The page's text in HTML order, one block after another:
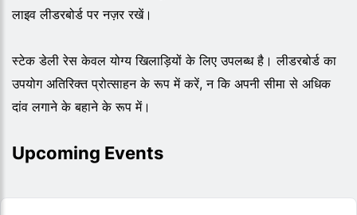
लाइव लीडरबोर्ड पर नज़र रखें।
स्टेक डेली रेस केवल योग्य खिलाड़ियों के लिए उपलब्ध है। लीडरबोर्ड का
उपयोग अतिरिक्त प्रोत्साहन के रूप में करें, न कि अपनी सीमा से अधिक
दांव लगाने के बहाने के रूप में।
Upcoming Events